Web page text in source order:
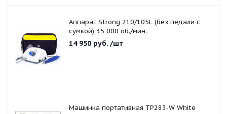
Аппарат Strong 210/105L (без педали с
сумкой) 35 000 об./мин.
14 950 руб. /шт
Машинка портативная TP283-W White